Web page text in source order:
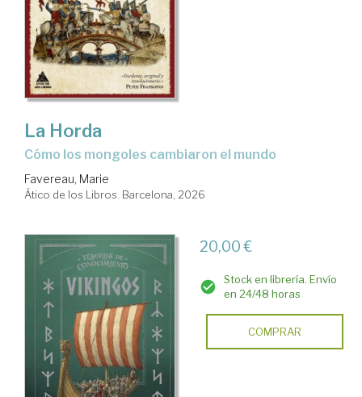
La Horda
Cómo los mongoles cambiaron el mundo
Favereau, Marie
Ático de los Libros. Barcelona, 2026
20,00 €
Stock en librería. Envío
en 24/48 horas
COMPRAR